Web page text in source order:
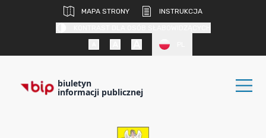
MAPA STRONY
INSTRUKCJA
biuletyn
informacji publicznej